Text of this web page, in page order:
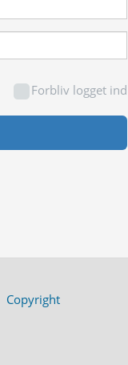
Forbliv logget ind
Copyright